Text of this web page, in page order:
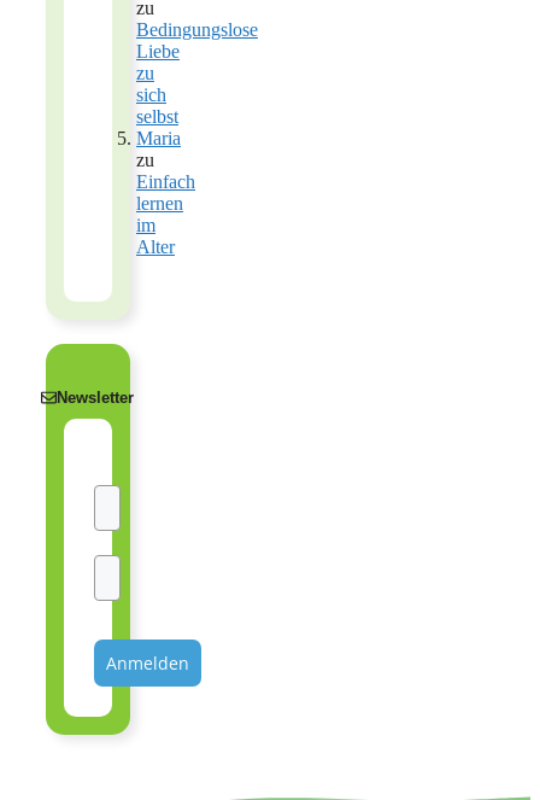
zu
Bedingungslose
Liebe
zu
sich
selbst
Maria
zu
Einfach
lernen
im
Alter
Newsletter
Anmelden